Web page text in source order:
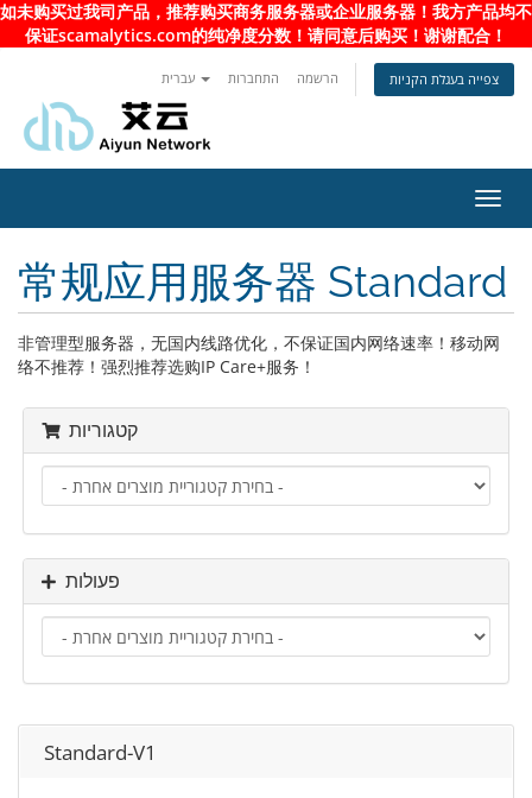
如未购买过我司产品，推荐购买商务服务器或企业服务器！我方产品均不
保证scamalytics.com的纯净度分数！请同意后购买！谢谢配合！
התחברות הרשמה צפייה בעגלת הקניות
ניווט
常规应用服务器 Standard
非管理型服务器，无国内线路优化，不保证国内网络速率！移动网
络不推荐！强烈推荐选购IP Care+服务！
קטגוריות
פעולות
Standard-V1